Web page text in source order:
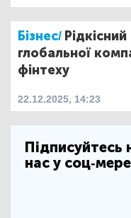
Бізнес/
глобальної
фінтеху
22.12.2025, 14:23
Підписуйтесь
нас у соц-